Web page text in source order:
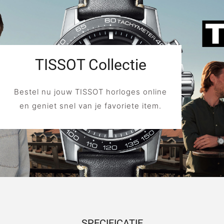
TISSOT Collectie
Bestel nu jouw TISSOT horloges online
en geniet snel van je favoriete item.